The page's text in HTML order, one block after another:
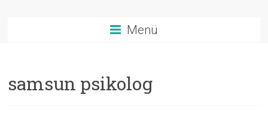
Psikolojik
Menü
samsun psikolog